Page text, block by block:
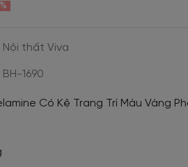
Nội thất Viva
BH-1690
Có Kệ Trang Trí Màu Vàng